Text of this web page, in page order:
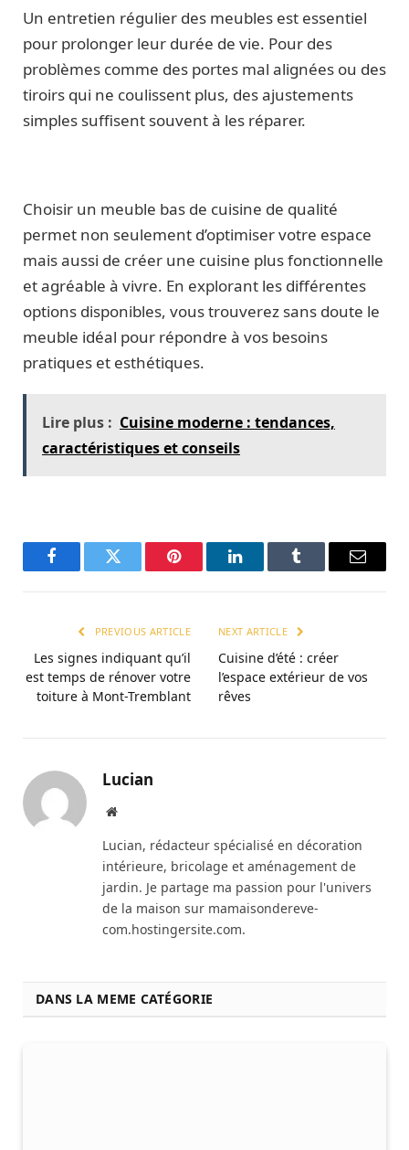
Un entretien régulier des meubles est essentiel
pour prolonger leur durée de vie. Pour des
problèmes comme des portes mal alignées ou des
tiroirs qui ne coulissent plus, des ajustements
simples suffisent souvent à les réparer.
Choisir un meuble bas de cuisine de qualité
permet non seulement d’optimiser votre espace
mais aussi de créer une cuisine plus fonctionnelle
et agréable à vivre. En explorant les différentes
options disponibles, vous trouverez sans doute le
meuble idéal pour répondre à vos besoins
pratiques et esthétiques.
Lire plus : Cuisine moderne : tendances,
caractéristiques et conseils
FacebookTwitter Pinterest LinkedInTumblr Email
PREVIOUS ARTICLE
Les signes indiquant qu’il
est temps de rénover votre
toiture à Mont-Tremblant
NEXT ARTICLE
Cuisine d’été : créer
l’espace extérieur de vos
rêves
Lucian
Website
Lucian, rédacteur spécialisé en décoration
intérieure, bricolage et aménagement de
jardin. Je partage ma passion pour l'univers
de la maison sur mamaisondereve-
com.hostingersite.com.
DANS LA MEME CATÉGORIE